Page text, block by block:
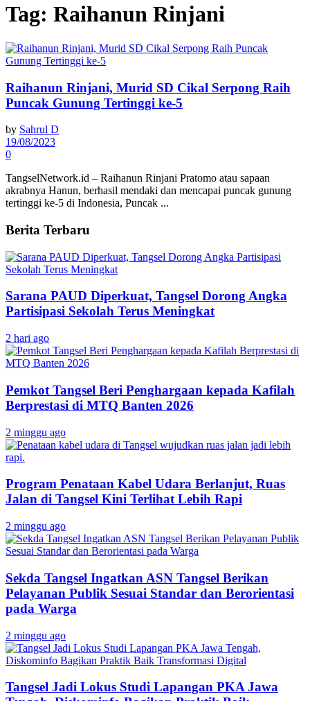
Tag: Raihanun Rinjani
Raihanun Rinjani, Murid SD Cikal Serpong Raih
Puncak Gunung Tertinggi ke-5
by Sahrul D
19/08/2023
0
TangselNetwork.id – Raihanun Rinjani Pratomo atau sapaan
akrabnya Hanun, berhasil mendaki dan mencapai puncak gunung
tertinggi ke-5 di Indonesia, Puncak ...
Berita Terbaru
Sarana PAUD Diperkuat, Tangsel Dorong Angka
Partisipasi Sekolah Terus Meningkat
2 hari ago
Pemkot Tangsel Beri Penghargaan kepada Kafilah
Berprestasi di MTQ Banten 2026
2 minggu ago
Program Penataan Kabel Udara Berlanjut, Ruas
Jalan di Tangsel Kini Terlihat Lebih Rapi
2 minggu ago
Sekda Tangsel Ingatkan ASN Tangsel Berikan
Pelayanan Publik Sesuai Standar dan Berorientasi
pada Warga
2 minggu ago
Tangsel Jadi Lokus Studi Lapangan PKA Jawa